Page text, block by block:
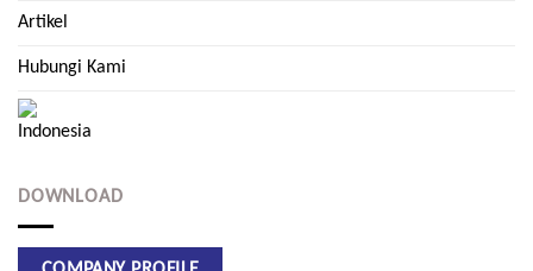
Artikel
Hubungi Kami
DOWNLOAD